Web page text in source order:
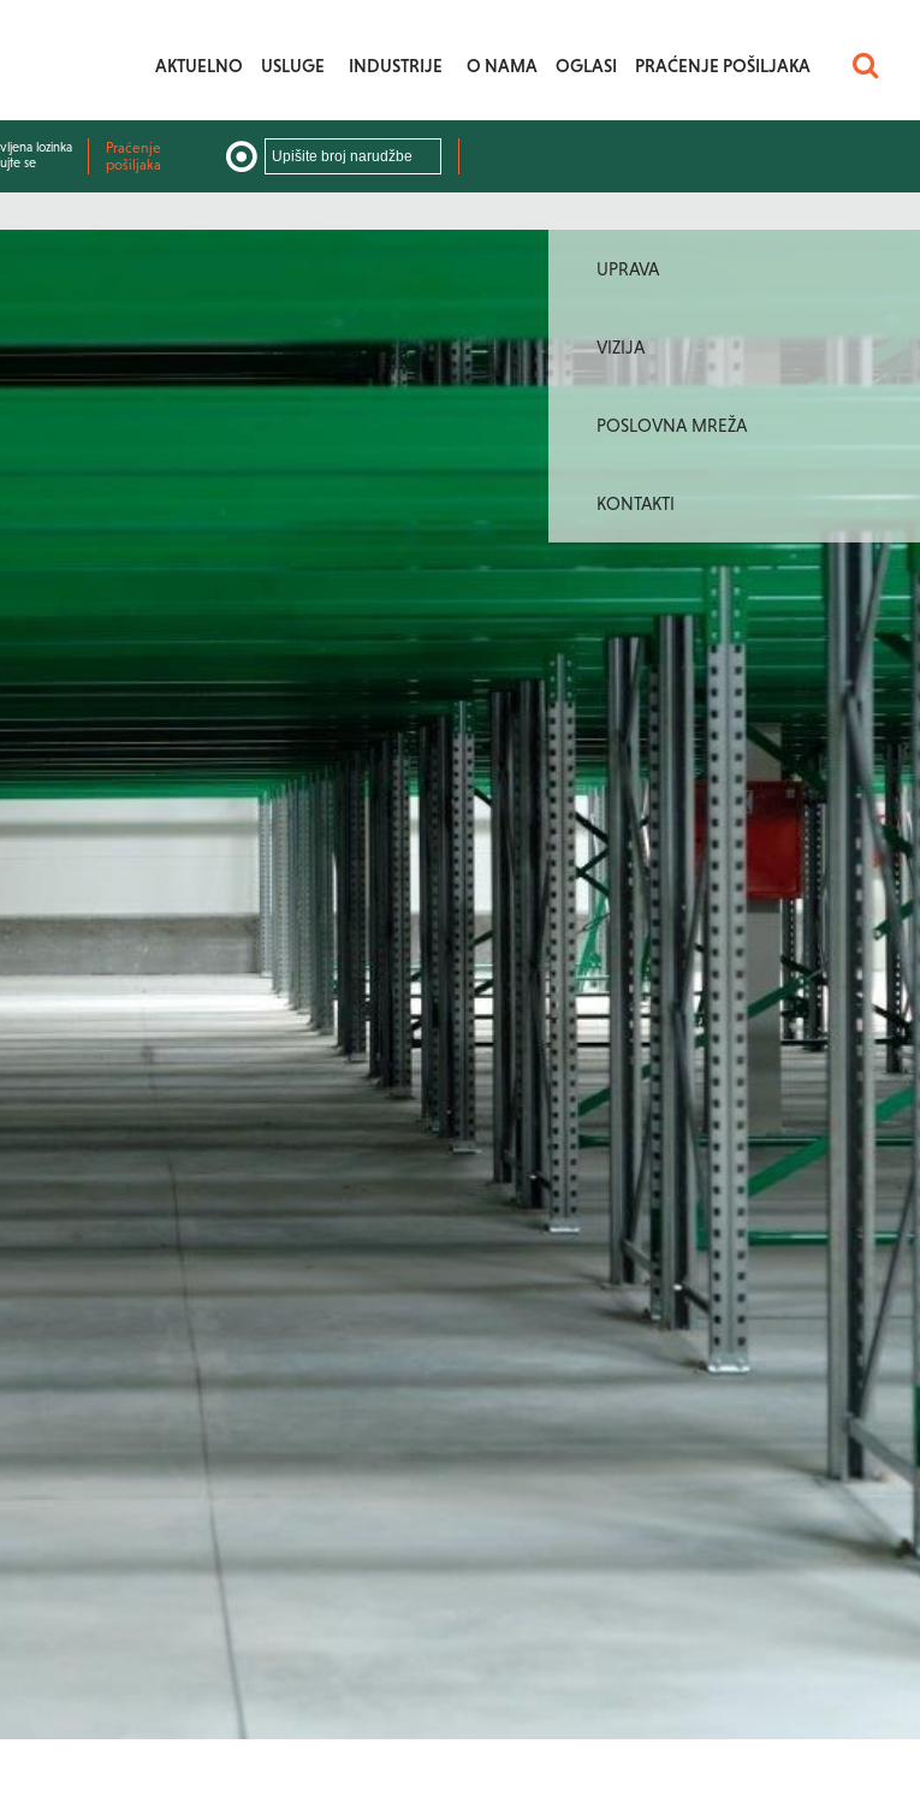
AKTUELNO USLUGE INDUSTRIJE O NAMA OGLASI PRAĆENJE POŠILJAKA
lozinka
se
Praćenje
pošiljaka
UPRAVA
VIZIJA
POSLOVNA MREŽA
KONTAKTI